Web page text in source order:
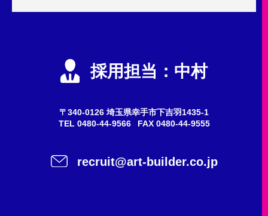
会社説明会
施工スタッフ（鳶職人）
採用担当：中村
〒340-0126 埼玉県幸手市下吉羽1435-1
TEL 0480-44-9566 FAX 0480-44-9555
recruit@art-builder.co.jp